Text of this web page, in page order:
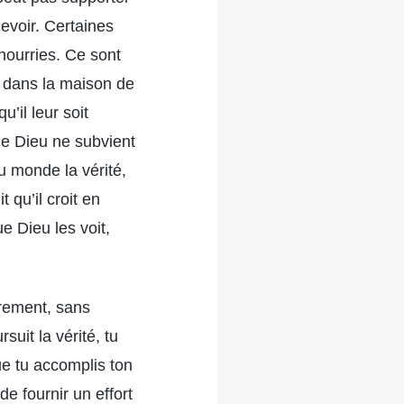
Certaines
Ce sont
la maison de
leur soit
Dieu ne subvient
monde la vérité,
qu’il croit en
Dieu les voit,
classé selon son espèce. C’est le moment où Dieu révèle les gens et les élimine. Si vous êtes de véritables croyants en Dieu, vous devez poursuivre la vérité correctement et bien accomplir votre devoir. Si tu peux partager un témoignage d’expérience, cela prouve que tu es une personne qui aime la vérité et que tu possèdes certaines vérités-réalités. Mais si tu ne peux pas partager de témoignage d’expérience, alors tu es un exécutant et tu risques d’être éliminé. Si tu accomplis bien ton devoir et que tu es responsable et dévoué, alors tu es un exécutant loyal et tu peux survivre. Quiconque n’est pas un exécutant loyal doit être éliminé. Par conséquent, ce n’est qu’en accomplissant bien son devoir que l’on peut rester ferme dans la maison de Dieu et survivre aux grands désastres. Il est crucial de bien accomplir son devoir. Au minimum, les gens de la maison de Dieu sont des gens honnêtes. Ce sont des gens qui sont dignes de confiance dans leur devoir, qui peuvent accepter la commission de Dieu et accomplir leur devoir avec dévouement. Si les gens n’ont pas une foi véritable, une conscience et de la raison, et s’ils n’ont pas un cœur qui craint Dieu et qui se soumet à Lui, alors ils ne sont pas aptes à accomplir des devoirs. Même s’ils accomplissent leur devoir, ils sont superficiels en le faisant. Ce sont des exécutants – des per